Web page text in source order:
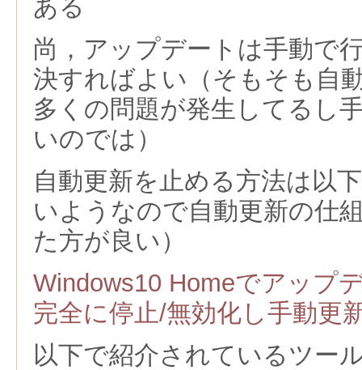
ある
尚，アップデートは手動で
決すればよい（そもそも自
多くの問題が発生してるし
いのでは）
自動更新を止める方法は以
いようなので自動更新の仕
た方が良い）
Windows10 Homeでアップ
完全に停止/無効化し手動更
以下で紹介されているツー